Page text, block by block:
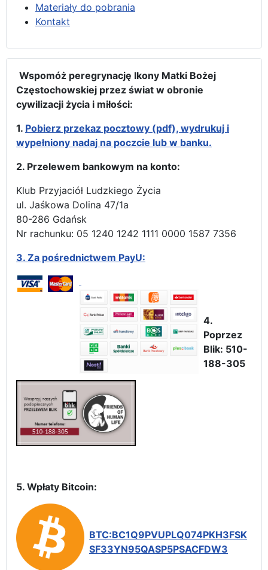
Materiały do pobrania
Kontakt
Wspomóż peregrynację Ikony Matki Bożej
Częstochowskiej przez świat w obronie
cywilizacji życia i miłości:
1. Pobierz przekaz pocztowy (pdf), wydrukuj i
wypełniony nadaj na poczcie lub w banku.
2. Przelewem bankowym na konto:
Klub Przyjaciół Ludzkiego Życia
ul. Jaśkowa Dolina 47/1a
80-286 Gdańsk
Nr rachunku: 05 1240 1242 1111 0000 1587 7356
3. Za pośrednictwem PayU:
4.
Poprzez
Blik: 510-
188-305
5. Wpłaty Bitcoin:
BTC:BC1Q9PVUPLQ074PKH3FSK
SF33YN95QASP5PSACFDW3